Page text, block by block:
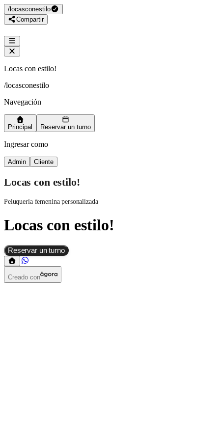
/ locasconestilo
Compartir
Locas con estilo!
/locasconestilo
Navegación
Principal Reservar un turno
Ingresar como
Admin Cliente
Locas con estilo!
Peluquería femenina personalizada
Locas con estilo!
Reservar un turno
Creado con